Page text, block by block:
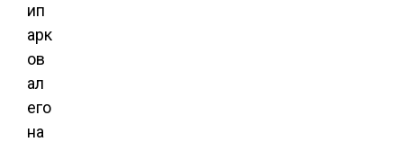
ип
арк
ов
ал
его
на